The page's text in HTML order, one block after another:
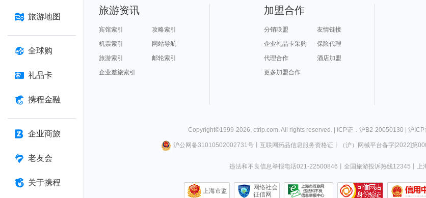
旅游地图
全球购
礼品卡
携程金融
企业商旅
老友会
关于携程
旅游资讯
宾馆索引
攻略索引
机票索引
网站导航
旅游索引
邮轮索引
企业差旅索引
加盟合作
分销联盟
友情链接
企业礼品卡采购
保险代理
代理合作
酒店加盟
更多加盟合作
Copyright©1999-2026, ctrip.com. All rights reserved. | ICP证：沪B2-20050130 | 沪
沪公网备31010502002731号丨 互联网药品信息服务资格证 （沪）网械平台备字[2022]第
违法和不良信息举报电话021-22500846 全国旅游投诉热线12345
上海市监
网络社会
征信网